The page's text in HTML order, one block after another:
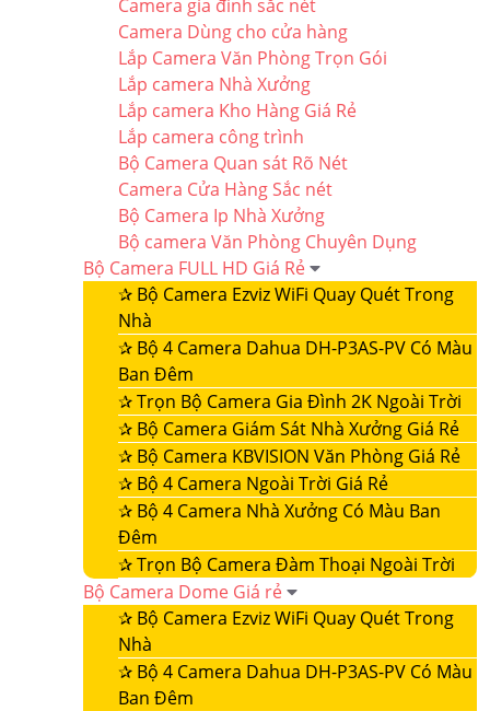
Camera gia đình sắc nét
Camera Dùng cho cửa hàng
Lắp Camera Văn Phòng Trọn Gói
Lắp camera Nhà Xưởng
Lắp camera Kho Hàng Giá Rẻ
Lắp camera công trình
Bộ Camera Quan sát Rõ Nét
Camera Cửa Hàng Sắc nét
Bộ Camera Ip Nhà Xưởng
Bộ camera Văn Phòng Chuyên Dụng
Bộ Camera FULL HD Giá Rẻ
✰ Bộ Camera Ezviz WiFi Quay Quét Trong
Nhà
✰ Bộ 4 Camera Dahua DH-P3AS-PV Có Màu
Ban Đêm
✰Trọn Bộ Camera Gia Đình 2K Ngoài Trời
✰ Bộ Camera Giám Sát Nhà Xưởng Giá Rẻ
✰ Bộ Camera KBVISION Văn Phòng Giá Rẻ
✰ Bộ 4 Camera Ngoài Trời Giá Rẻ
✰ Bộ 4 Camera Nhà Xưởng Có Màu Ban
Đêm
✰Trọn Bộ Camera Đàm Thoại Ngoài Trời
Bộ Camera Dome Giá rẻ
✰ Bộ Camera Ezviz WiFi Quay Quét Trong
Nhà
✰ Bộ 4 Camera Dahua DH-P3AS-PV Có Màu
Ban Đêm